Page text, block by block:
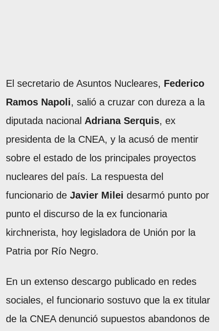
El secretario de Asuntos Nucleares, Federico
Ramos Napoli, salió a cruzar con dureza a la
diputada nacional Adriana Serquis, ex
presidenta de la CNEA, y la acusó de mentir
sobre el estado de los principales proyectos
nucleares del país. La respuesta del
funcionario de Javier Milei desarmó punto por
punto el discurso de la ex funcionaria
kirchnerista, hoy legisladora de Unión por la
Patria por Río Negro.
En un extenso descargo publicado en redes
sociales, el funcionario sostuvo que la ex titular
de la CNEA denunció supuestos abandonos de